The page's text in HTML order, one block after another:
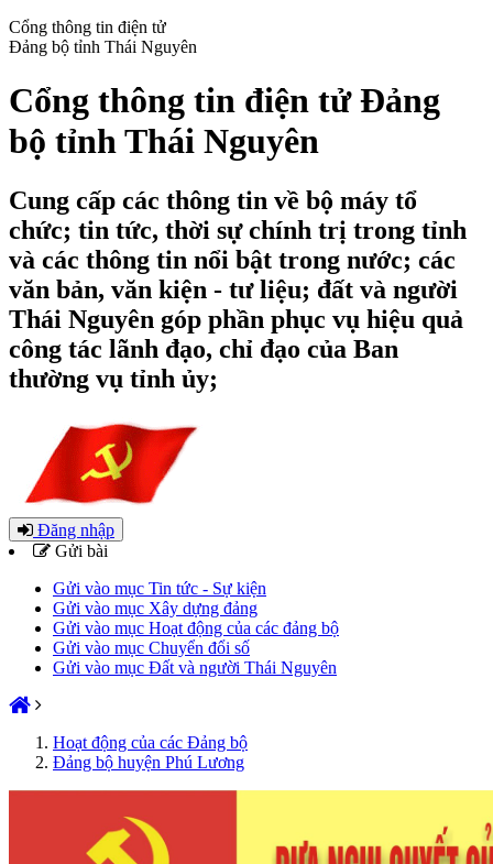
Cổng thông tin điện tử
Đảng bộ tỉnh Thái Nguyên
Cổng thông tin điện tử Đảng
bộ tỉnh Thái Nguyên
Cung cấp các thông tin về bộ máy tổ
chức; tin tức, thời sự chính trị trong tỉnh
và các thông tin nổi bật trong nước; các
văn bản, văn kiện - tư liệu; đất và người
Thái Nguyên góp phần phục vụ hiệu quả
công tác lãnh đạo, chỉ đạo của Ban
thường vụ tỉnh ủy;
Đăng nhập
Gửi bài
Gửi vào mục Tin tức - Sự kiện
Gửi vào mục Xây dựng đảng
Gửi vào mục Hoạt động của các đảng bộ
Gửi vào mục Chuyển đổi số
Gửi vào mục Đất và người Thái Nguyên
Hoạt động của các Đảng bộ
Đảng bộ huyện Phú Lương